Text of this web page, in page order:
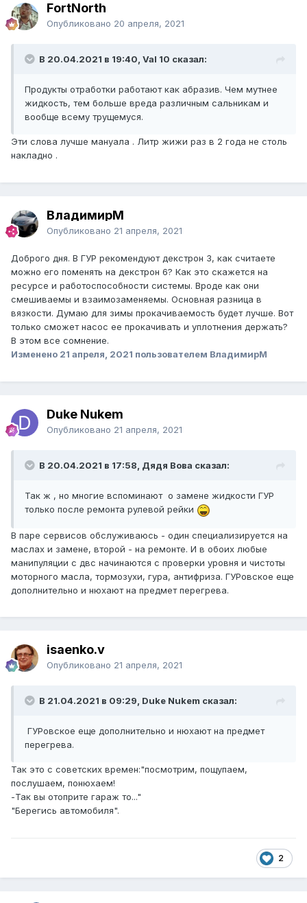
FоrtNorth
Опубликовано 20 апреля, 2021
В 20.04.2021 в 19:40, Val 10 сказал:
Продукты отработки работают как абразив. Чем мутнее
жидкость, тем больше вреда различным сальникам и
вообще всему трущемуся.
Эти слова лучше мануала . Литр жижи раз в 2 года не столь
накладно .
ВладимирМ
Опубликовано 21 апреля, 2021
Доброго дня. В ГУР рекомендуют декстрон 3, как считаете
можно его поменять на декстрон 6? Как это скажется на
ресурсе и работоспособности системы. Вроде как они
смешиваемы и взаимозаменяемы. Основная разница в
вязкости. Думаю для зимы прокачиваемость будет лучше. Вот
только сможет насос ее прокачивать и уплотнения держать?
В этом все сомнение.
Изменено 21 апреля, 2021 пользователем ВладимирМ
Duke Nukem
Опубликовано 21 апреля, 2021
В 20.04.2021 в 17:58, Дядя Вова сказал:
Так ж , но многие вспоминают о замене жидкости ГУР
только после ремонта рулевой рейки
В паре сервисов обслуживаюсь - один специализируется на
маслах и замене, второй - на ремонте. И в обоих любые
манипуляции с двс начинаются с проверки уровня и чистоты
моторного масла, тормозухи, гура, антифриза. ГУРовское еще
дополнительно и нюхают на предмет перегрева.
isaenko.v
Опубликовано 21 апреля, 2021
В 21.04.2021 в 09:29, Duke Nukem сказал:
ГУРовское еще дополнительно и нюхают на предмет
перегрева.
Так это с советских времен:"посмотрим, пощупаем,
послушаем, понюхаем!
-Так вы отоприте гараж то..."
"Берегись автомобиля".
2